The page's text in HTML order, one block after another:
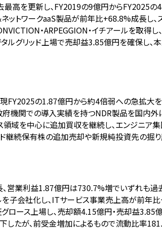
高を更新し、FY2019の9億円からFY2025の
ットワークaaS製品が前年比+68.8%成長し
・ARPEGGION・イチアールを取得し
ルグリッド上場で売却益3.85億円を確保し、
の1.87億円から約4倍弱への急拡大を
関での導入実績を持つNDR製品を国内外
域を中心に追加買収を継続し、エンジニア集
継続保有株の追加売却や新規純投資先の掘り
営業利益1.87億円は730.7%増でいずれも過
子会社化し、ITサービス事業売上高が前年
ロース上場し、売却額4.15億円・売却益3.85
たが、前受金増加によるもので流動比率